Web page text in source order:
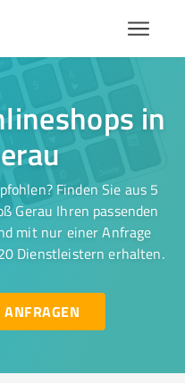
in
Finden Sie aus 5
Gerau Ihren passenden
mit nur einer Anfrage
Dienstleistern erhalten.
ANFRAGEN